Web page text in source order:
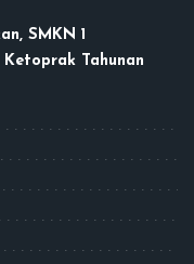
SMKN 1
Tahunan